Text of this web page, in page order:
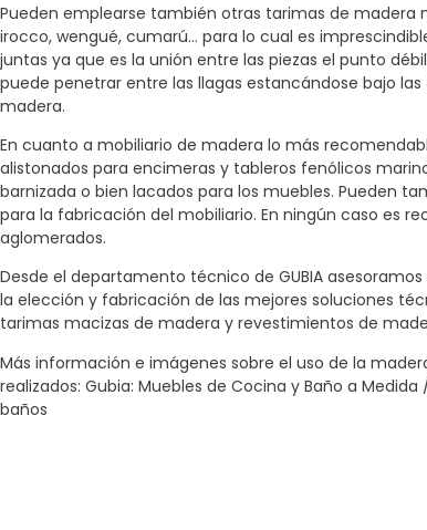
Pueden emplearse también otras tarimas de madera
irocco, wengué, cumarú… para lo cual es
juntas ya que es la unión entre las piezas el punto
puede penetrar entre las llagas estancándose bajo
madera.
En cuanto a mobiliario de madera lo más
alistonados para encimeras y tableros fenólicos
barnizada o bien lacados para los muebles. Pueden
para la fabricación del mobiliario. En ningún caso es
aglomerados.
Desde el departamento técnico de GUBIA
la elección y fabricación de las mejores soluciones
tarimas macizas de madera y revestimientos de
Más información e imágenes sobre el uso de la
realizados: Gubia: Muebles de Cocina y Baño a
baños